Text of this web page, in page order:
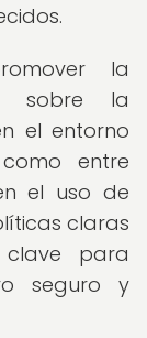
la
sobre la
el entorno
entre
el uso de
claras
para
seguro y